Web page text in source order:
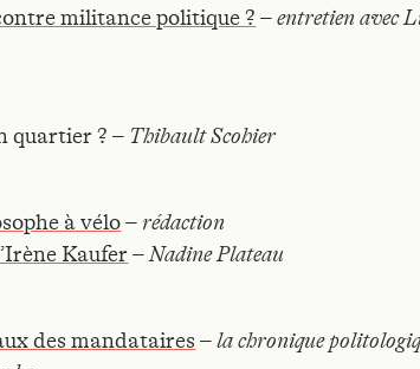
militance politique ? –entretien avec
quartier ? – Thibault Scohier
à vélo– rédaction
Kaufer–Nadine Plateau
des mandataires –la chronique